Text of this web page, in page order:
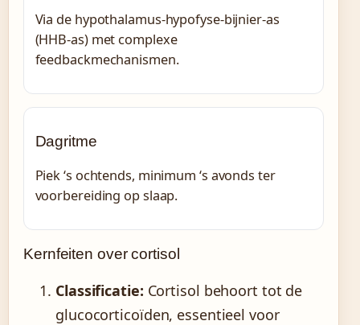
Via de hypothalamus-hypofyse-bijnier-as
(HHB-as) met complexe
feedbackmechanismen.
Dagritme
Piek ‘s ochtends, minimum ‘s avonds ter
voorbereiding op slaap.
Kernfeiten over cortisol
Classificatie: Cortisol behoort tot de
glucocorticoïden, essentieel voor